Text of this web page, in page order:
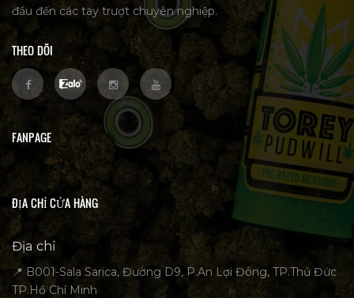
đầu đến các tay trượt chuyên nghiệp.
THEO DÕI
FANPAGE
ĐỊA CHỈ CỬA HÀNG
Địa chỉ
📍 B001-Sala Sarica, Đường D9, P.An Lợi Đông, TP.Thủ Đức
TP.Hồ Chí Minh